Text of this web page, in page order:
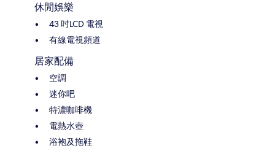
休閒娛樂
43 吋LCD 電視
有線電視頻道
居家配備
空調
迷你吧
特濃咖啡機
電熱水壺
浴袍及拖鞋